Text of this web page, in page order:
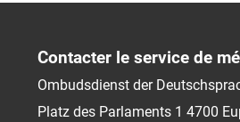
Contacter le service de
Ombudsdienst der
Platz des Parlaments 1 4700